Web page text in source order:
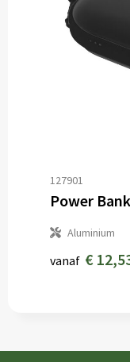
127901
Power
Aluminium
vanaf €